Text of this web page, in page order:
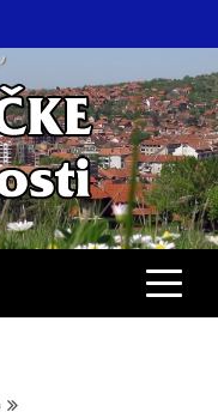
ЕКОНОМИЈА,
ИМЕНИК,